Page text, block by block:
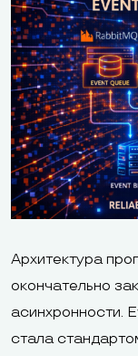
Архитектура
окончательно
асинхронности.
стала